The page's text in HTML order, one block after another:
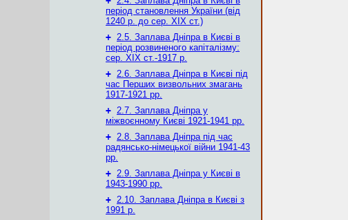
період становлення України (від
1240 р. до сер. ХІХ ст.)
+ 2.5. Заплава Дніпра в Києві в
період розвиненого капіталізму:
сер. ХІХ ст.-1917 р.
+ 2.6. Заплава Дніпра в Києві під
час Перших визвольних змагань
1917-1921 рр.
+ 2.7. Заплава Дніпра у
міжвоєнному Києві 1921-1941 рр.
+ 2.8. Заплава Дніпра під час
радянсько-німецької війни 1941-43
рр.
+ 2.9. Заплава Дніпра у Києві в
1943-1990 рр.
+ 2.10. Заплава Дніпра в Києві з
1991 р.